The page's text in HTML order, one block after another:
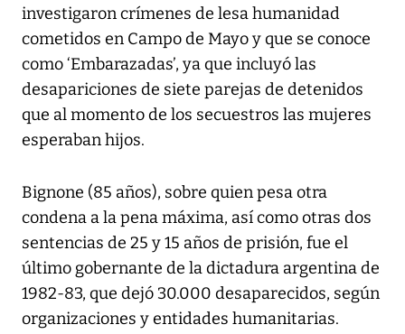
investigaron crímenes de lesa humanidad
cometidos en Campo de Mayo y que se conoce
como ‘Embarazadas’, ya que incluyó las
desapariciones de siete parejas de detenidos
que al momento de los secuestros las mujeres
esperaban hijos.
Bignone (85 años), sobre quien pesa otra
condena a la pena máxima, así como otras dos
sentencias de 25 y 15 años de prisión, fue el
último gobernante de la dictadura argentina de
1982-83, que dejó 30.000 desaparecidos, según
organizaciones y entidades humanitarias.